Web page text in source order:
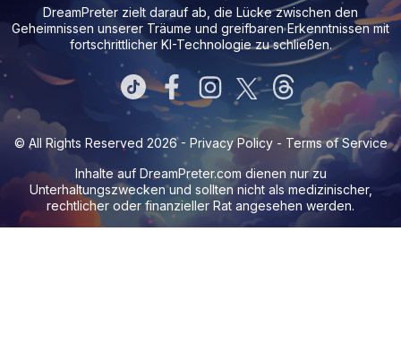
DreamPreter zielt darauf ab, die Lücke zwischen den
Geheimnissen unserer Träume und greifbaren Erkenntnissen mit
fortschrittlicher KI-Technologie zu schließen.
© All Rights Reserved 2026 - Privacy Policy- Terms of Service
Inhalte auf DreamPreter.com dienen nur zu
Unterhaltungszwecken und sollten nicht als medizinischer,
rechtlicher oder finanzieller Rat angesehen werden.